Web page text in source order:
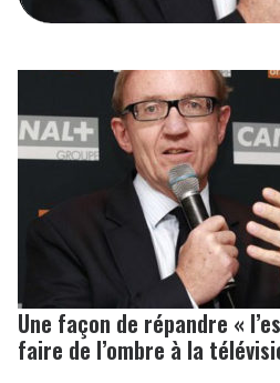
Une façon de répandre «
faire de l’ombre à la